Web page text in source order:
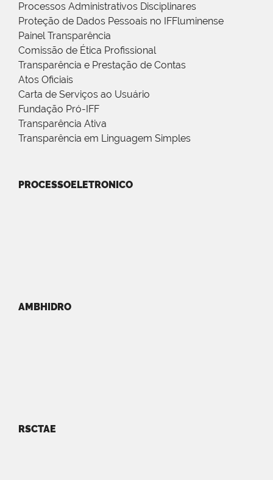
Processos Administrativos Disciplinares
Proteção de Dados Pessoais no IFFluminense
Painel Transparência
Comissão de Ética Profissional
Transparência e Prestação de Contas
Atos Oficiais
Carta de Serviços ao Usuário
Fundação Pró-IFF
Transparência Ativa
Transparência em Linguagem Simples
PROCESSOELETRONICO
AMBHIDRO
RSCTAE